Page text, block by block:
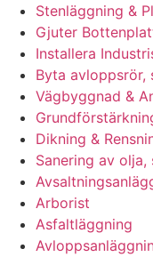
Stenläggning &
Gjuter
Installera
Byta avloppsrör,
Vägbyggnad &
Dikning &
Sanering av
Arborist
Asfaltläggning